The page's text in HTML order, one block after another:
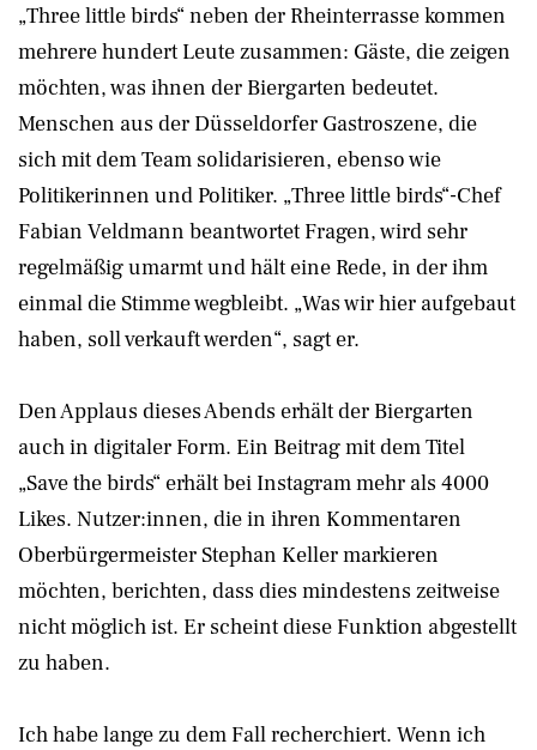
„Three little birds“ neben der Rheinterrasse kommen
mehrere hundert Leute zusammen: Gäste, die zeigen
möchten, was ihnen der Biergarten bedeutet.
Menschen aus der Düsseldorfer Gastroszene, die
sich mit dem Team solidarisieren, ebenso wie
Politikerinnen und Politiker. „Three little birds“-Chef
Fabian Veldmann beantwortet Fragen, wird sehr
regelmäßig umarmt und hält eine Rede, in der ihm
einmal die Stimme wegbleibt. „Was wir hier aufgebaut
haben, soll verkauft werden“, sagt er.
Den Applaus dieses Abends erhält der Biergarten
auch in digitaler Form. Ein Beitrag mit dem Titel
„Save the birds“ erhält bei Instagram mehr als 4000
Likes. Nutzer:innen, die in ihren Kommentaren
Oberbürgermeister Stephan Keller markieren
möchten, berichten, dass dies mindestens zeitweise
nicht möglich ist. Er scheint diese Funktion abgestellt
zu haben.
Ich habe lange zu dem Fall recherchiert. Wenn ich